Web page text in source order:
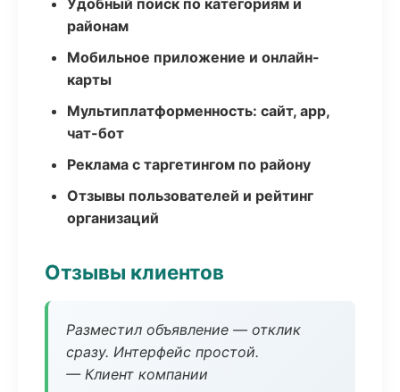
Удобный поиск по категориям и
районам
Мобильное приложение и онлайн-
карты
Мультиплатформенность: сайт, app,
чат-бот
Реклама с таргетингом по району
Отзывы пользователей и рейтинг
организаций
Отзывы клиентов
Разместил объявление — отклик
сразу. Интерфейс простой.
— Клиент компании